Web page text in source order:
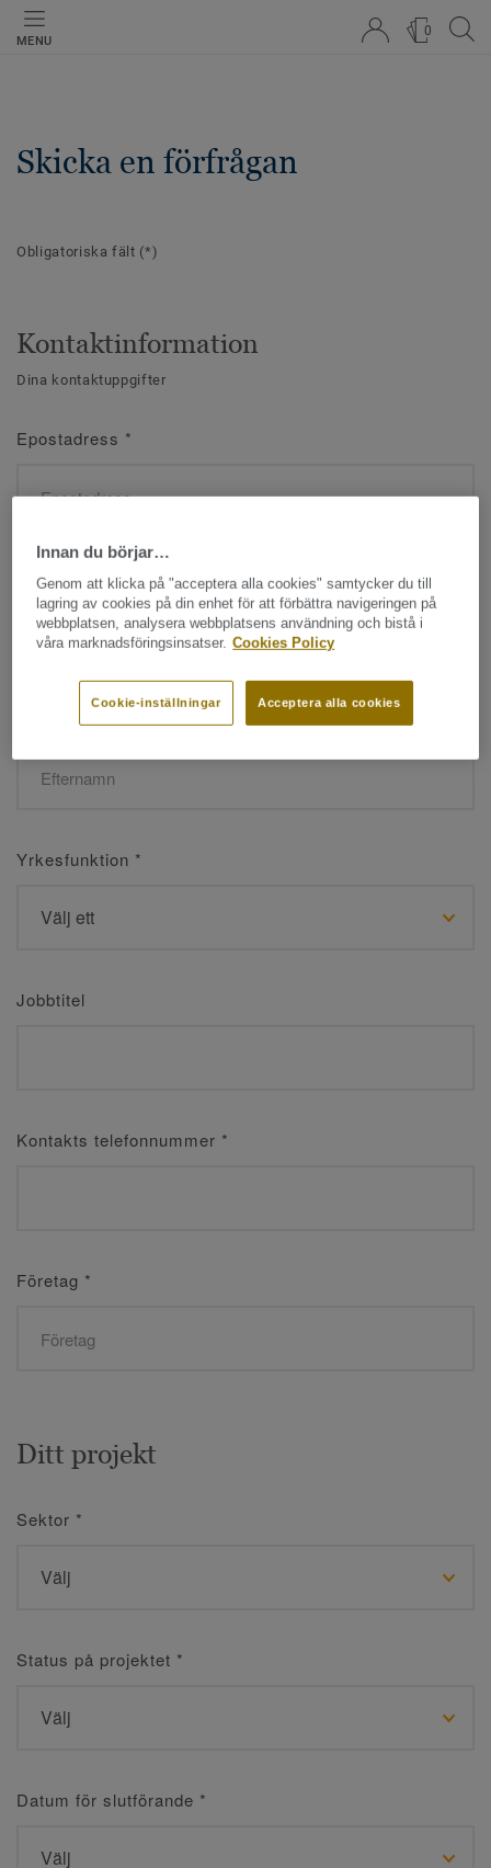
MENU
0
Skicka en förfrågan
Obligatoriska fält (*)
Kontaktinformation
Dina kontaktuppgifter
Epostadress *
Namn*
Efternamn*
Yrkesfunktion *
Jobbtitel
Kontakts telefonnummer *
Företag *
Ditt projekt
Sektor *
Status på projektet *
Datum för slutförande *
Innan du börjar…
Genom att klicka på "acceptera alla cookies" samtycker du till
lagring av cookies på din enhet för att förbättra navigeringen på
webbplatsen, analysera webbplatsens användning och bistå i
våra marknadsföringsinsatser. Cookies Policy
Acceptera alla cookies
Cookie-inställningar